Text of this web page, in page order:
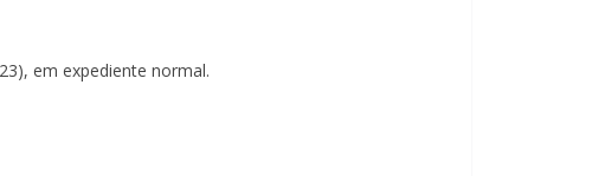
em expediente normal.